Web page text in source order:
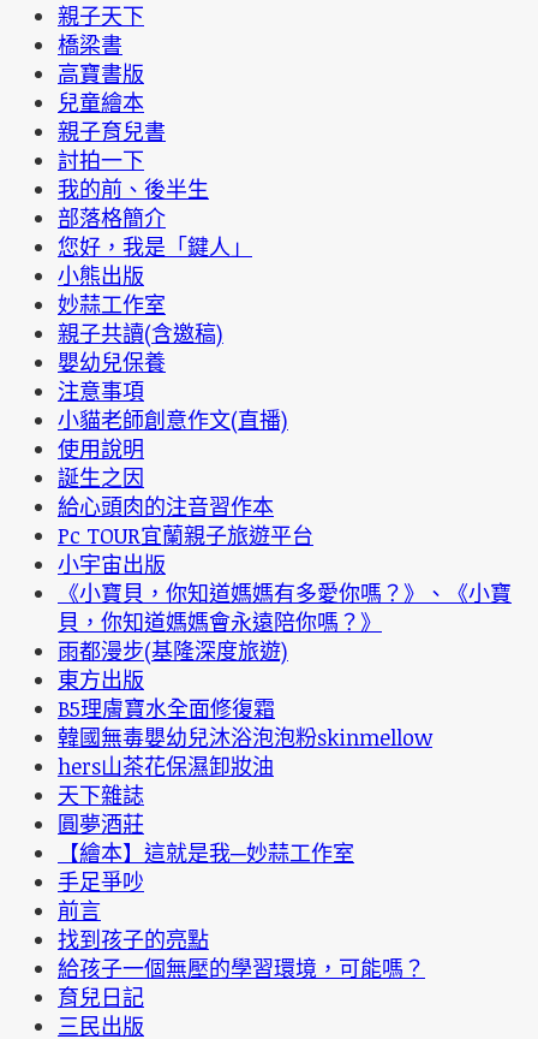
親子天下
橋梁書
高寶書版
兒童繪本
親子育兒書
討拍一下
我的前、後半生
部落格簡介
您好，我是「鍵人」
小熊出版
妙蒜工作室
親子共讀(含邀稿)
嬰幼兒保養
注意事項
小貓老師創意作文(直播)
使用說明
誕生之因
給心頭肉的注音習作本
Pc TOUR宜蘭親子旅遊平台
小宇宙出版
《小寶貝，你知道媽媽有多愛你嗎？》、《小寶
貝，你知道媽媽會永遠陪你嗎？》
雨都漫步(基隆深度旅遊)
東方出版
B5理膚寶水全面修復霜
韓國無毒嬰幼兒沐浴泡泡粉skinmellow
hers山茶花保濕卸妝油
天下雜誌
圓夢酒莊
【繪本】這就是我─妙蒜工作室
手足爭吵
前言
找到孩子的亮點
給孩子一個無壓的學習環境，可能嗎？
育兒日記
三民出版